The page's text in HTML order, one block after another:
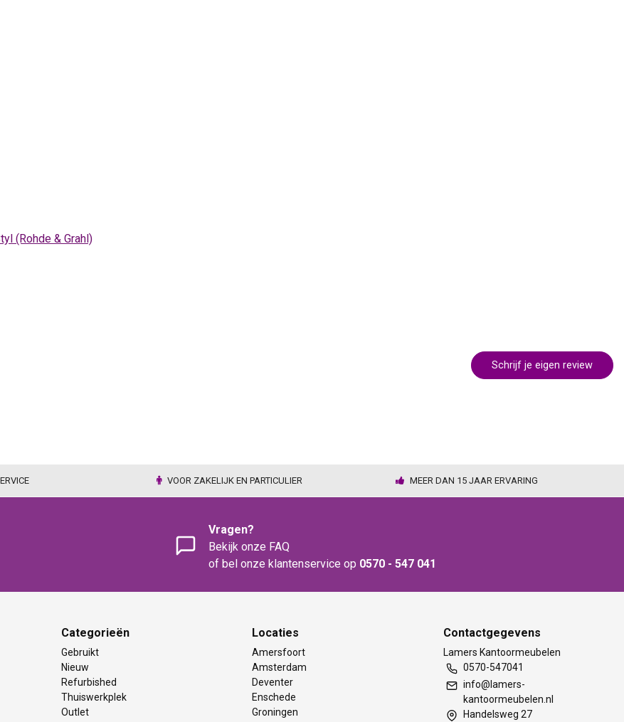
(Rohde & Grahl)
Schrijf je eigen review
VOOR ZAKELIJK EN PARTICULIER MEER DAN 15 JAAR ERVARING
Vragen?
Bekijk onze FAQ
of bel onze klantenservice op 0570 - 547 041
Categorieën
Gebruikt
Nieuw
Refurbished
Thuiswerkplek
Outlet
Locaties
Amersfoort
Amsterdam
Deventer
Enschede
Groningen
Contactgegevens
Lamers Kantoormeubelen
0570-547041
info@lamers-
kantoormeubelen.nl
Handelsweg 27